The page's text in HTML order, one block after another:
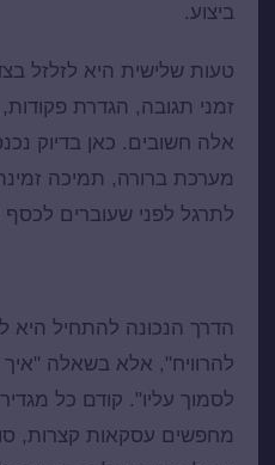
ביצוע.
טעות שלישית היא לזלזל
זמני תגובה, הגדרת
אלה חשובים. כאן בדיוק
מערכת ברורה, תמיכה
לתרגל לפני שעוברים לכסף
הדרך הנכונה להתחיל
להרוויח", אלא בשאלה "איך
לסמוך עליו". קודם כל
מחפשים עסקאות קצרות,